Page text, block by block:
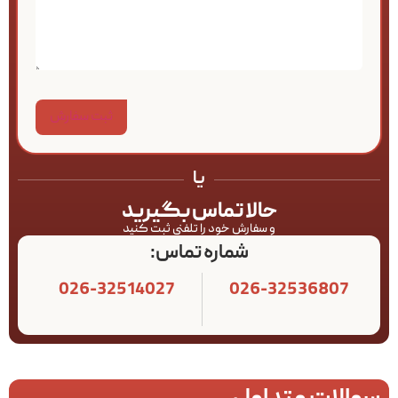
یا
حالا تماس بگیرید
و سفارش خود را تلفنی ثبت کنید
شماره تماس:
026-32536807
026-32514027